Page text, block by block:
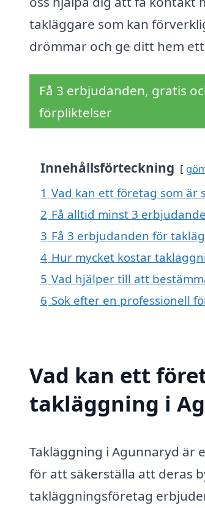
takläggare som kan
drömmar och ge ditt hem
Få 3 erbjudanden, gratis
förpliktelser
Innehållsförteckning
1 Vad kan ett företag som
2 Få alltid minst 3
3 Få 3 erbjudanden för
4 Hur mycket kostar
5 Vad hjälper till att
6 Sök efter en professionell
Vad kan ett
takläggning i
Takläggning i Agunnaryd är
för att säkerställa att deras
takläggningsföretag